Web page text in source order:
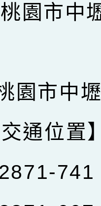
桃園市中
園市中
交通位置
741